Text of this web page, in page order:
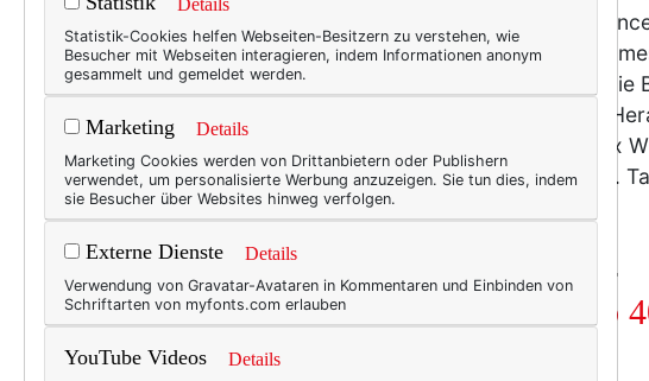
Internet-
Das saß.
verkrochen.
spüre ich die
Nix
ja sogar recht.
50+ LIFESTYLE
Frauen
Details
Statistik-Cookies helfen Webseiten-Besitzern zu verstehen, wie
Besucher mit Webseiten interagieren, indem Informationen anonym
gesammelt und gemeldet werden.
Marketing Details
Marketing Cookies werden von Drittanbietern oder Publishern
verwendet, um personalisierte Werbung anzuzeigen. Sie tun dies, indem
sie Besucher über Websites hinweg verfolgen.
Externe Dienste Details
Verwendung von Gravatar-Avataren in Kommentaren und Einbinden von
Schriftarten von myfonts.com erlauben
YouTube Videos Details